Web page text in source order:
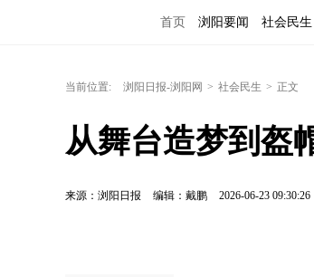
首页 浏阳要闻 社会民生
当前位置: 浏阳日报-浏阳网 > 社会民生 > 正文
从舞台造梦到盔
来源：浏阳日报 编辑：戴鹏 2026-06-23 09:30:26